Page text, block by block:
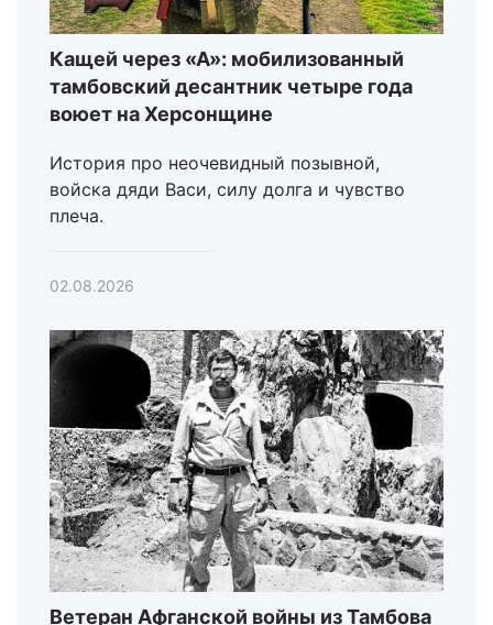
Кащей через «А»: мобилизованный
тамбовский десантник четыре года
воюет на Херсонщине
История про неочевидный позывной,
войска дяди Васи, силу долга и чувство
плеча.
02.08.2026
Ветеран Афганской войны из Тамбова